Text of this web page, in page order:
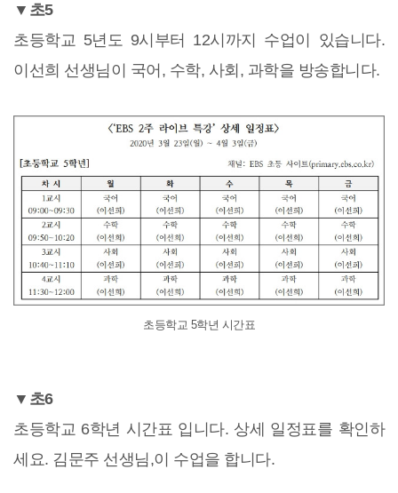
▼초5
초등학교 5년도 9시부터 12시까지 수업이 있습니다.
이선희 선생님이 국어, 수학, 사회, 과학을 방송합니다.
초등학교 5학년 시간표
▼초6
초등학교 6학년 시간표 입니다. 상세 일정표를 확인하
세요. 김문주 선생님,이 수업을 합니다.